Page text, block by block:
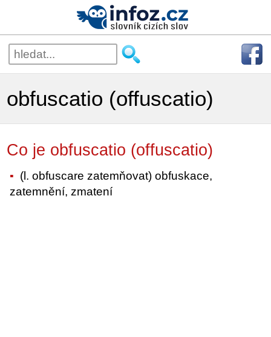
obfuscatio (offuscatio)
Co je obfuscatio (offuscatio)
(l. obfuscare zatemňovat) obfuskace,
zatemnění, zmatení